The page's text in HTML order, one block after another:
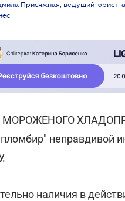
Присяжная, ведущий юрист-
МОРОЖЕНОГО
неправдивой
наличия в